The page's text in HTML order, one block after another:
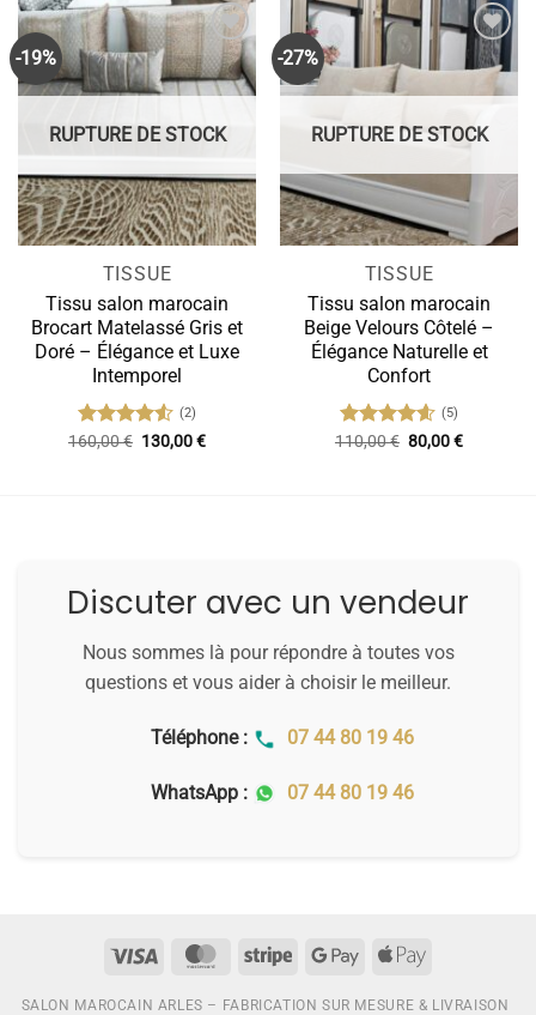
-19%
RUPTURE DE STOCK
TISSUE
Tissu salon marocain
Brocart Matelassé Gris et
Doré – Élégance et Luxe
Intemporel
Note4.50
(2)
160,00€ Le
130,00€Le
-27%
RUPTURE DE STOCK
TISSUE
Tissu salon marocain
Beige Velours Côtelé –
Élégance Naturelle et
Confort
Note4.60
(5)
110,00€ Le
prix
80,00€Le
Discuter avec un vendeur
Nous sommes là pour répondre à toutes vos
questions et vous aider à choisir le meilleur.
Téléphone : 07 44 80 19 46
WhatsApp : 07 44 80 19 46
SALON MAROCAIN ARLES – FABRICATION SUR MESURE & LIVRAISON